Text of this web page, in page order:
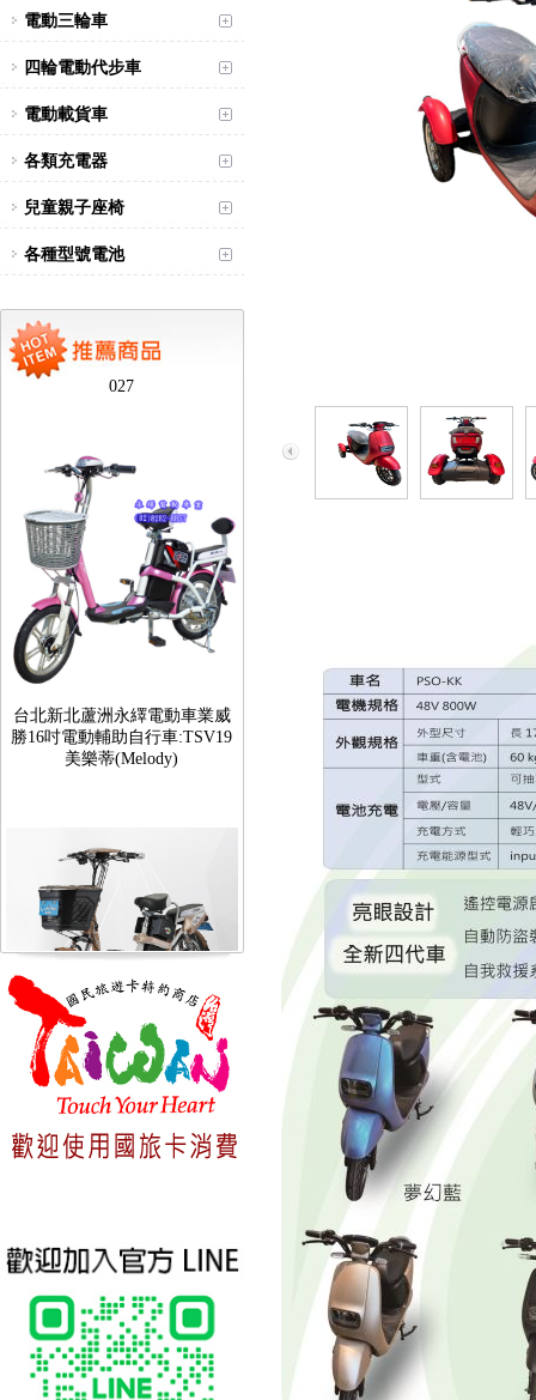
電動三輪車
四輪電動代步車
電動載貨車
各類充電器
兒童親子座椅
各種型號電池
馬18吋電動輔助自行車 CHT-
027
台北新北蘆洲永繹電動車業威
美樂蒂(Melody)
台北新北蘆洲永繹電動車可愛
馬18吋電動輔助自行車 CHT-
027
台北新北蘆洲永繹電動車業威